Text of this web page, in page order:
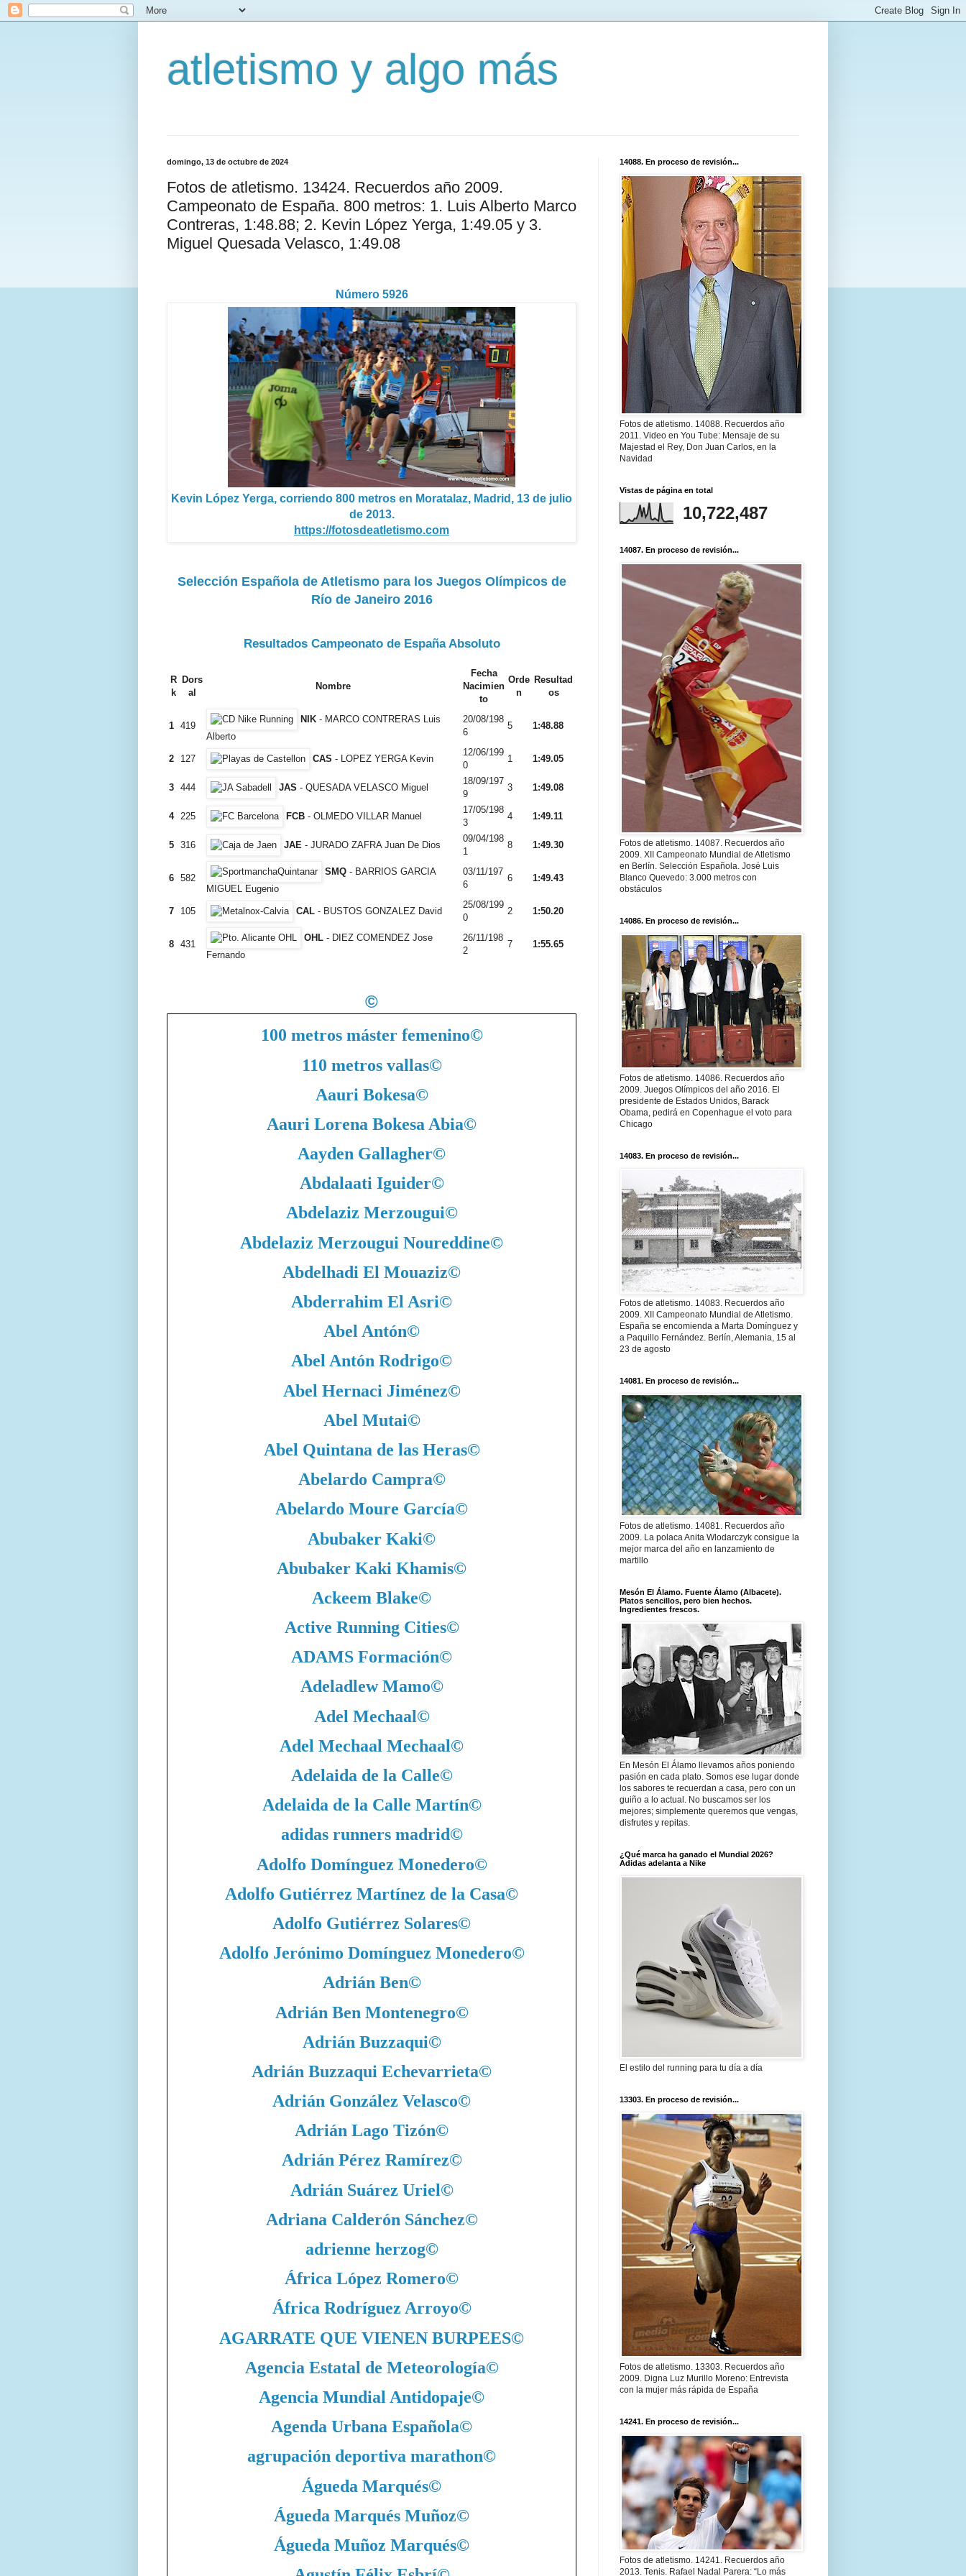
atletismo y algo más
domingo, 13 de octubre de 2024
Fotos de atletismo. 13424. Recuerdos año 2009.
Campeonato de España. 800 metros: 1. Luis Alberto Marco
Contreras, 1:48.88; 2. Kevin López Yerga, 1:49.05 y 3.
Miguel Quesada Velasco, 1:49.08
Número 5926
Kevin López Yerga, corriendo 800 metros en Moratalaz, Madrid, 13 de julio
de 2013.
https://fotosdeatletismo.com
Selección Española de Atletismo para los Juegos Olímpicos de
Río de Janeiro 2016
Resultados Campeonato de España Absoluto
R
k
Dors
al
Nombre
Fecha
Nacimien
to
Orde
n
Resultad
os
1 419
NIK - MARCO CONTRERAS Luis
Alberto
20/08/198
6
5 1:48.88
2 127 CAS - LOPEZ YERGA Kevin
12/06/199
0
1 1:49.05
3 444 JAS - QUESADA VELASCO Miguel
18/09/197
9
3 1:49.08
4 225 FCB - OLMEDO VILLAR Manuel
17/05/198
3
4 1:49.11
5 316 JAE - JURADO ZAFRA Juan De Dios
09/04/198
1
8 1:49.30
6 582
SMQ - BARRIOS GARCIA
MIGUEL Eugenio
03/11/197
6
6 1:49.43
7 105 CAL - BUSTOS GONZALEZ David
25/08/199
0
2 1:50.20
8 431
OHL - DIEZ COMENDEZ Jose
Fernando
26/11/198
2
7 1:55.65
©
100 metros máster femenino©
110 metros vallas©
Aauri Bokesa©
Aauri Lorena Bokesa Abia©
Aayden Gallagher©
Abdalaati Iguider©
Abdelaziz Merzougui©
Abdelaziz Merzougui Noureddine©
Abdelhadi El Mouaziz©
Abderrahim El Asri©
Abel Antón©
Abel Antón Rodrigo©
Abel Hernaci Jiménez©
Abel Mutai©
Abel Quintana de las Heras©
Abelardo Campra©
Abelardo Moure García©
Abubaker Kaki©
Abubaker Kaki Khamis©
Ackeem Blake©
Active Running Cities©
ADAMS Formación©
Adeladlew Mamo©
Adel Mechaal©
Adel Mechaal Mechaal©
Adelaida de la Calle©
Adelaida de la Calle Martín©
adidas runners madrid©
Adolfo Domínguez Monedero©
Adolfo Gutiérrez Martínez de la Casa©
Adolfo Gutiérrez Solares©
Adolfo Jerónimo Domínguez Monedero©
Adrián Ben©
Adrián Ben Montenegro©
Adrián Buzzaqui©
Adrián Buzzaqui Echevarrieta©
Adrián González Velasco©
Adrián Lago Tizón©
Adrián Pérez Ramírez©
Adrián Suárez Uriel©
Adriana Calderón Sánchez©
adrienne herzog©
África López Romero©
África Rodríguez Arroyo©
AGARRATE QUE VIENEN BURPEES©
Agencia Estatal de Meteorología©
Agencia Mundial Antidopaje©
Agenda Urbana Española©
agrupación deportiva marathon©
Águeda Marqués©
Águeda Marqués Muñoz©
Águeda Muñoz Marqués©
14088. En proceso de revisión...
Fotos de atletismo. 14088. Recuerdos año
2011. Video en You Tube: Mensaje de su
Majestad el Rey, Don Juan Carlos, en la
Navidad
Vistas de página en total
10,722,487
14087. En proceso de revisión...
Fotos de atletismo. 14087. Recuerdos año
2009. XII Campeonato Mundial de Atletismo
en Berlín. Selección Española. José Luis
Blanco Quevedo: 3.000 metros con
obstáculos
14086. En proceso de revisión...
Fotos de atletismo. 14086. Recuerdos año
2009. Juegos Olímpicos del año 2016. El
presidente de Estados Unidos, Barack
Obama, pedirá en Copenhague el voto para
Chicago
14083. En proceso de revisión...
Fotos de atletismo. 14083. Recuerdos año
2009. XII Campeonato Mundial de Atletismo.
España se encomienda a Marta Domínguez y
a Paquillo Fernández. Berlín, Alemania, 15 al
23 de agosto
14081. En proceso de revisión...
Fotos de atletismo. 14081. Recuerdos año
2009. La polaca Anita Wlodarczyk consigue la
mejor marca del año en lanzamiento de
martillo
Mesón El Álamo. Fuente Álamo (Albacete).
Platos sencillos, pero bien hechos.
Ingredientes frescos.
En Mesón El Álamo llevamos años poniendo
pasión en cada plato. Somos ese lugar donde
los sabores te recuerdan a casa, pero con un
guiño a lo actual. No buscamos ser los
mejores; simplemente queremos que vengas,
disfrutes y repitas.
¿Qué marca ha ganado el Mundial 2026?
Adidas adelanta a Nike
El estilo del running para tu día a día
13303. En proceso de revisión...
Fotos de atletismo. 13303. Recuerdos año
2009. Digna Luz Murillo Moreno: Entrevista
con la mujer más rápida de España
14241. En proceso de revisión...
Fotos de atletismo. 14241. Recuerdos año
2013. Tenis. Rafael Nadal Parera: “Lo más